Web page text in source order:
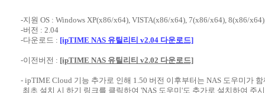
-지원 OS : Windows XP(x86/x64), VISTA(x86/x64), 7(x86/x64), 8(x86/
-버전 : 2.04
-다운로드 : [ipTIME NAS 유틸리티 v2.04 다운로드]
-이전버전 : [ipTIME NAS 유틸리티 v2.02 다운로드]
- ipTIME Cloud 기능 추가로 인해 1.50 버전 이후부터는 NAS 도우미가
최초 설치 시 하기 링크를 클릭하여 'NAS 도우미'도 추가로 설치하여 주